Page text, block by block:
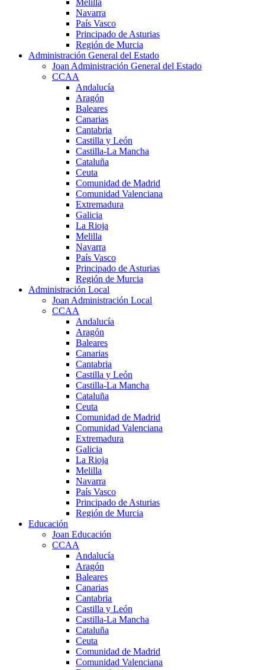
Navarra
País Vasco
Principado de Asturias
Región de Murcia
Administración General del Estado
Joan Administración General del Estado
CCAA
Andalucía
Aragón
Baleares
Canarias
Cantabria
Castilla y León
Castilla-La Mancha
Cataluña
Ceuta
Comunidad de Madrid
Comunidad Valenciana
Extremadura
Galicia
La Rioja
Melilla
Navarra
País Vasco
Principado de Asturias
Región de Murcia
Administración Local
Joan Administración Local
CCAA
Andalucía
Aragón
Baleares
Canarias
Cantabria
Castilla y León
Castilla-La Mancha
Cataluña
Ceuta
Comunidad de Madrid
Comunidad Valenciana
Extremadura
Galicia
La Rioja
Melilla
Navarra
País Vasco
Principado de Asturias
Región de Murcia
Educación
Joan Educación
CCAA
Andalucía
Aragón
Baleares
Canarias
Cantabria
Castilla y León
Castilla-La Mancha
Cataluña
Ceuta
Comunidad de Madrid
Comunidad Valenciana